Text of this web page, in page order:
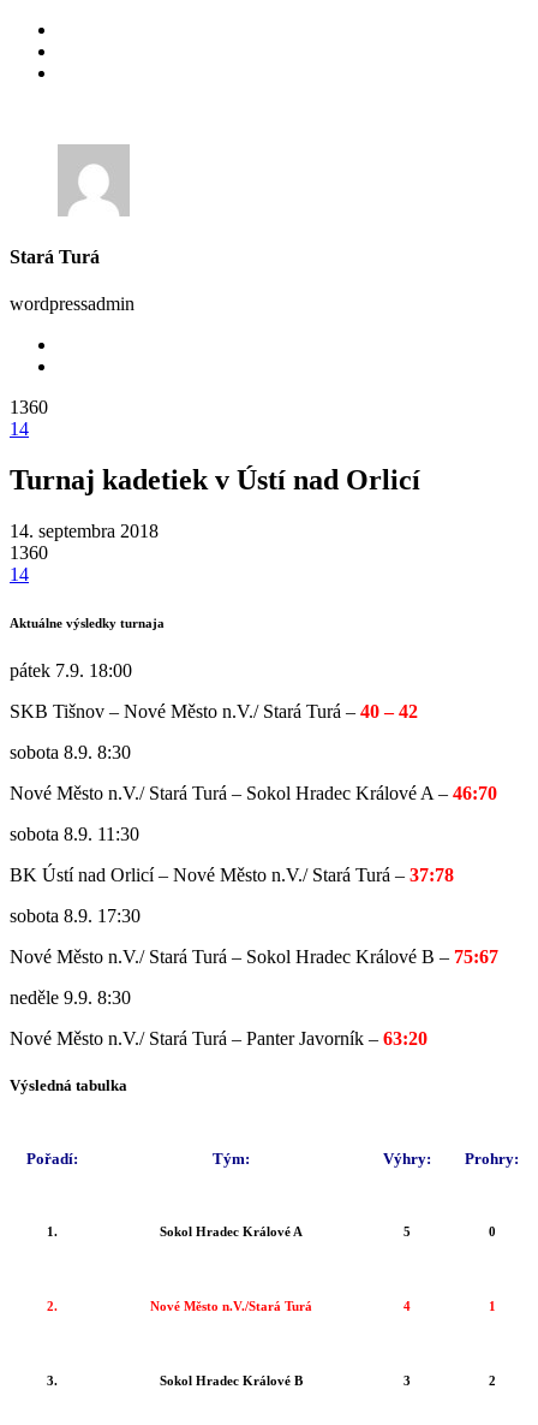
Stará Turá
wordpressadmin
1360
14
Turnaj kadetiek v Ústí nad Orlicí
14. septembra 2018
1360
14
Aktuálne výsledky turnaja
pátek 7.9. 18:00
SKB Tišnov – Nové Město n.V./ Stará Turá – 40 – 42
sobota 8.9. 8:30
Nové Město n.V./ Stará Turá – Sokol Hradec Králové A – 46:70
sobota 8.9. 11:30
BK Ústí nad Orlicí – Nové Město n.V./ Stará Turá – 37:78
sobota 8.9. 17:30
Nové Město n.V./ Stará Turá – Sokol Hradec Králové B – 75:67
neděle 9.9. 8:30
Nové Město n.V./ Stará Turá – Panter Javorník – 63:20
Výsledná tabulka
Pořadí: Tým: Výhry: Prohry:
1. Sokol Hradec Králové A 5 0
2. Nové Město n.V./Stará Turá 4 1
3. Sokol Hradec Králové B 3 2